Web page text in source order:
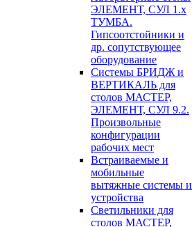
ЭЛЕМЕНТ, СУЛ 1.х
ТУМБА.
Гипсоотстойники и
др. сопутствующее
оборудование
Системы БРИДЖ и
ВЕРТИКАЛЬ для
столов МАСТЕР,
ЭЛЕМЕНТ, СУЛ 9.2.
Произвольные
конфигурации
рабочих мест
Встраиваемые и
мобильные
вытяжные системы и
устройства
Светильники для
столов МАСТЕР,